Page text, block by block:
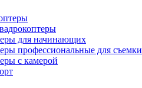
для начинающих
профессиональные для съемки
с камерой